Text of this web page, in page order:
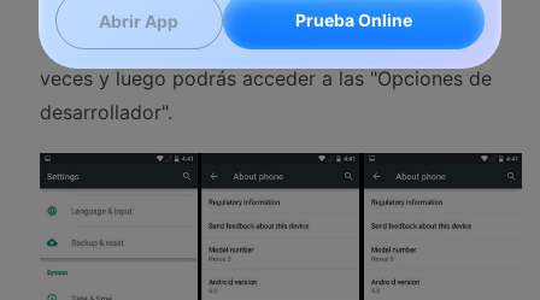
hasta "Número de compilación". Ahora, presione el
"Número de Construcción" aproximadamente 7
veces y luego podrás acceder a las "Opciones de
desarrollador".
Abrir App Prueba Online